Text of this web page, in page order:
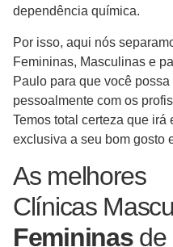
dependência química.
Por isso, aqui nós
Femininas, Masculinas e
Paulo para que você
pessoalmente com os
Temos total certeza que irá
exclusiva a seu bom gosto
As melhores
Clínicas
Femininas de